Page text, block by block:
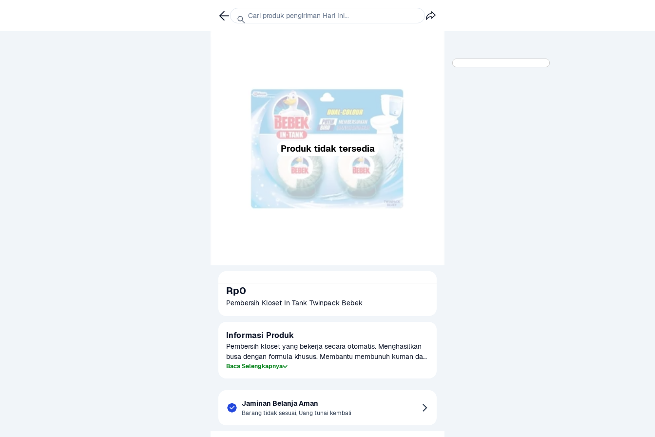
Produk tidak tersedia
Rp0
Pembersih Kloset In Tank Twinpack Bebek
Informasi Produk
Pembersih kloset yang bekerja secara otomatis. Menghasilkan
busa dengan formula khusus. Membantu membunuh kuman dan
membersihkan toilet. Cocok untuk kloset duduk atau kloset
Baca Selengkapnya
Jaminan Belanja Aman
Barang tidak sesuai, Uang tunai kembali
Cari produk pengiriman Hari Ini...